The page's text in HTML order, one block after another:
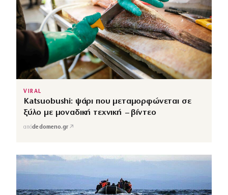
VIRAL
Katsuobushi: ψάρι που μεταμορφώνεται σε
ξύλο με μοναδική τεχνική – βίντεο
απόdedomeno.gr ↗